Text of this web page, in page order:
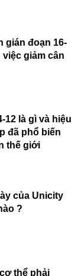
gián đoạn 16-
giảm cân
12 là gì và hiệu
đã phổ biến
thế giới
của Unicity
?
thể phải